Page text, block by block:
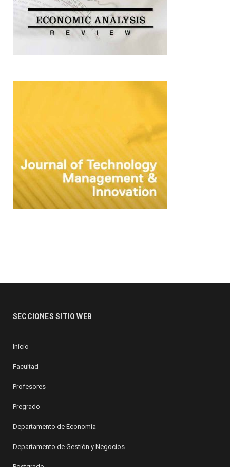
SECCIONES SITIO WEB
Inicio
Facultad
Profesores
Pregrado
Departamento de Economía
Departamento de Gestión y Negocios